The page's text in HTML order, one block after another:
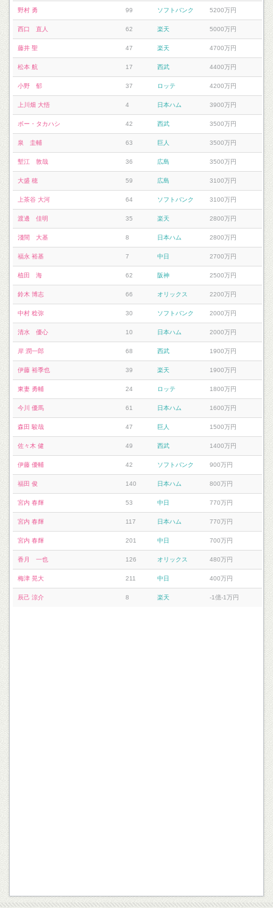
野村 勇 99 ソフトバンク 5200万円
西口 直人 62 楽天 5000万円
藤井 聖 47 楽天 4700万円
松本 航 17 西武 4400万円
小野 郁 37 ロッテ 4200万円
上川畑 大悟 4 日本ハム 3900万円
ボー・タカハシ 42 西武 3500万円
泉 圭輔 63 巨人 3500万円
塹江 敦哉 36 広島 3500万円
大盛 穂 59 広島 3100万円
上茶谷 大河 64 ソフトバンク 3100万円
渡邊 佳明 35 楽天 2800万円
淺間 大基 8 日本ハム 2800万円
福永 裕基 7 中日 2700万円
植田 海 62 阪神 2500万円
鈴木 博志 66 オリックス 2200万円
中村 稔弥 30 ソフトバンク 2000万円
清水 優心 10 日本ハム 2000万円
岸 潤一郎 68 西武 1900万円
伊藤 裕季也 39 楽天 1900万円
東妻 勇輔 24 ロッテ 1800万円
今川 優馬 61 日本ハム 1600万円
森田 駿哉 47 巨人 1500万円
佐々木 健 49 西武 1400万円
伊藤 優輔 42 ソフトバンク 900万円
福田 俊 140 日本ハム 800万円
宮内 春輝 53 中日 770万円
宮内 春輝 117 日本ハム 770万円
宮内 春輝 201 中日 700万円
香月 一也 126 オリックス 480万円
梅津 晃大 211 中日 400万円
辰己 涼介 8 楽天 -1億-1万円